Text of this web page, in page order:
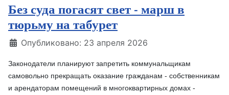
Без суда погасят свет - марш в
тюрьму на табурет
Информация о материале
Опубликовано: 23 апреля 2026
Законодатели планируют запретить коммунальщикам
самовольно прекращать оказание гражданам - собственникам
и арендаторам помещений в многоквартирных домах -